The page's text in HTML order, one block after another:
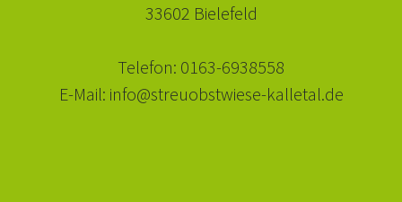
33602 Bielefeld
Telefon: 0163-6938558
E-Mail: info@streuobstwiese-kalletal.de